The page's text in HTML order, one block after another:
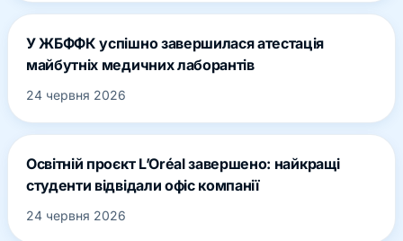
У ЖБФФК успішно завершилася атестація
майбутніх медичних лаборантів
24 червня 2026
Освітній проєкт L’Oréal завершено: найкращі
студенти відвідали офіс компанії
24 червня 2026